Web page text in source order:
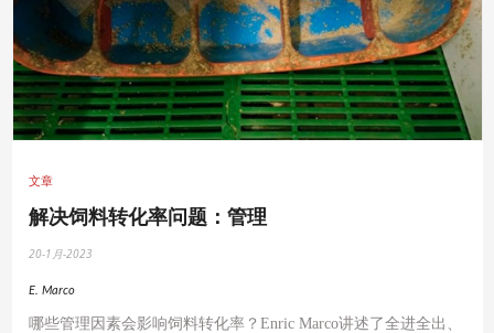
文章
解决饲料转化率问题：管理
20-1月-2023
E. Marco
哪些管理因素会影响饲料转化率？Enric Marco讲述了全进全出、